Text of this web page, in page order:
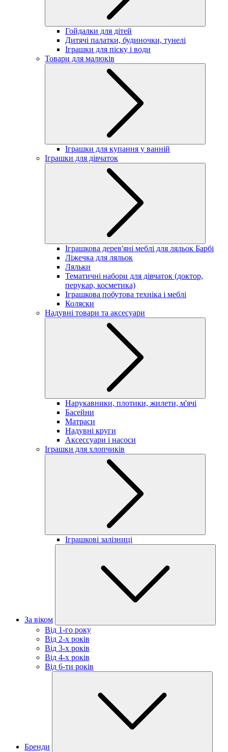
Гойдалки для дітей
Дитячі палатки, будиночки, тунелі
Іграшки для піску і води
Товари для малюків
Іграшки для купання у ванній
Іграшки для дівчаток
Іграшкова дерев'яні меблі для ляльок Барбі
Ліжечка для ляльок
Ляльки
Тематичні набори для дівчаток (доктор,
перукар, косметика)
Іграшкова побутова техніка і меблі
Коляски
Надувні товари та аксесуари
Нарукавники, плотики, жилети, м'ячі
Басейни
Матраси
Надувні круги
Аксессуари і насоси
Іграшки для хлопчиків
Іграшкові залізниці
За віком
Від 1-го року
Від 2-х років
Від 3-х років
Від 4-х років
Від 6-ти років
Бренди